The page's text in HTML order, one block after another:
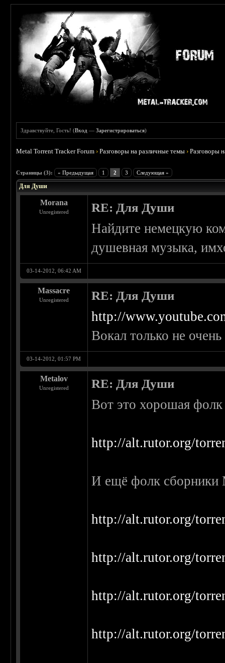
Здравствуйте, Гость! (Вход —Зарегистрироваться)
Metal Torrent Tracker Forum ›Разговоры на различные темы ›Разговоры
Страницы (3): « Предыдущая 1 2 3 Следующая »
Для Души
Morana
Unregistered RE: Для Души
Найдите немецкую
душевная музыка,
03-14-2012, 06:42 AM
Massacre
Unregistered RE: Для Души
http://
Вокал только не
03-14-2012, 01:57 PM
Metalov
Unregistered RE: Для Души
Вот это хорошая
http://alt.rutor.org/
И ещё фолк сборники
http://alt.rutor.org/
http://alt.rutor.org/
http://alt.rutor.org/
http://alt.rutor.org/